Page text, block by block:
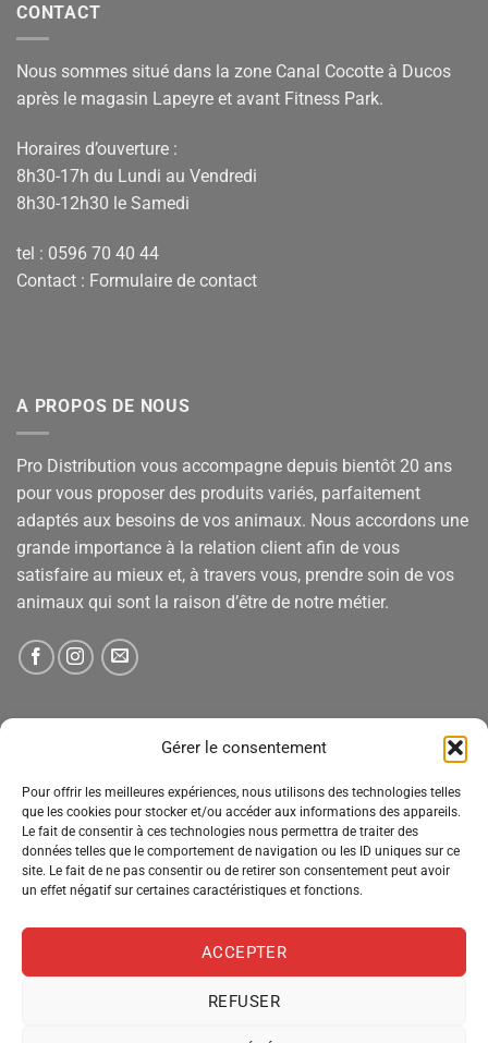
Gérer le consentement
Pour offrir les meilleures expériences, nous utilisons des technologies telles
que les cookies pour stocker et/ou accéder aux informations des appareils.
Le fait de consentir à ces technologies nous permettra de traiter des
données telles que le comportement de navigation ou les ID uniques sur ce
site. Le fait de ne pas consentir ou de retirer son consentement peut avoir
un effet négatif sur certaines caractéristiques et fonctions.
ACCEPTER
REFUSER
CONTACT
Nous sommes situé dans la zone Canal Cocotte à Ducos
après le magasin Lapeyre et avant Fitness Park.
Horaires d’ouverture :
8h30-17h du Lundi au Vendredi
8h30-12h30 le Samedi
tel : 0596 70 40 44
Contact : Formulaire de contact
A PROPOS DE NOUS
Pro Distribution vous accompagne depuis bientôt 20 ans
pour vous proposer des produits variés, parfaitement
adaptés aux besoins de vos animaux. Nous accordons une
grande importance à la relation client afin de vous
satisfaire au mieux et, à travers vous, prendre soin de vos
animaux qui sont la raison d’être de notre métier.
Tenez-vous informé des nouveautés, des offres spéciales
et des remises.